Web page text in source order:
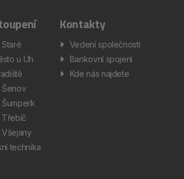
Staré
u Uh.
Šenov
Šumperk
Třebíč
Všejany
technika
Kontakty
Vedení společnosti
Bankovní spojení
Kde nás najdete